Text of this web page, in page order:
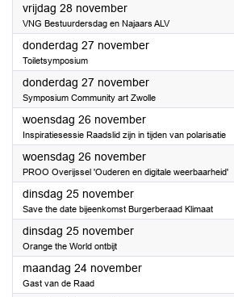
vrijdag 28 november2025
VNG Bestuurdersdag en Najaars ALV
donderdag 27 november2025
Toiletsymposium
donderdag 27 november2025
Symposium Community art Zwolle
woensdag 26 november2025
Inspiratiesessie Raadslid zijn in tijden van polarisatie
woensdag 26 november2025
PROO Overijssel 'Ouderen en digitale weerbaarheid'
dinsdag 25 november2025
Save the date bijeenkomst Burgerberaad Klimaat
dinsdag 25 november2025
Orange the World ontbijt
maandag 24 november2025
Gast van de Raad